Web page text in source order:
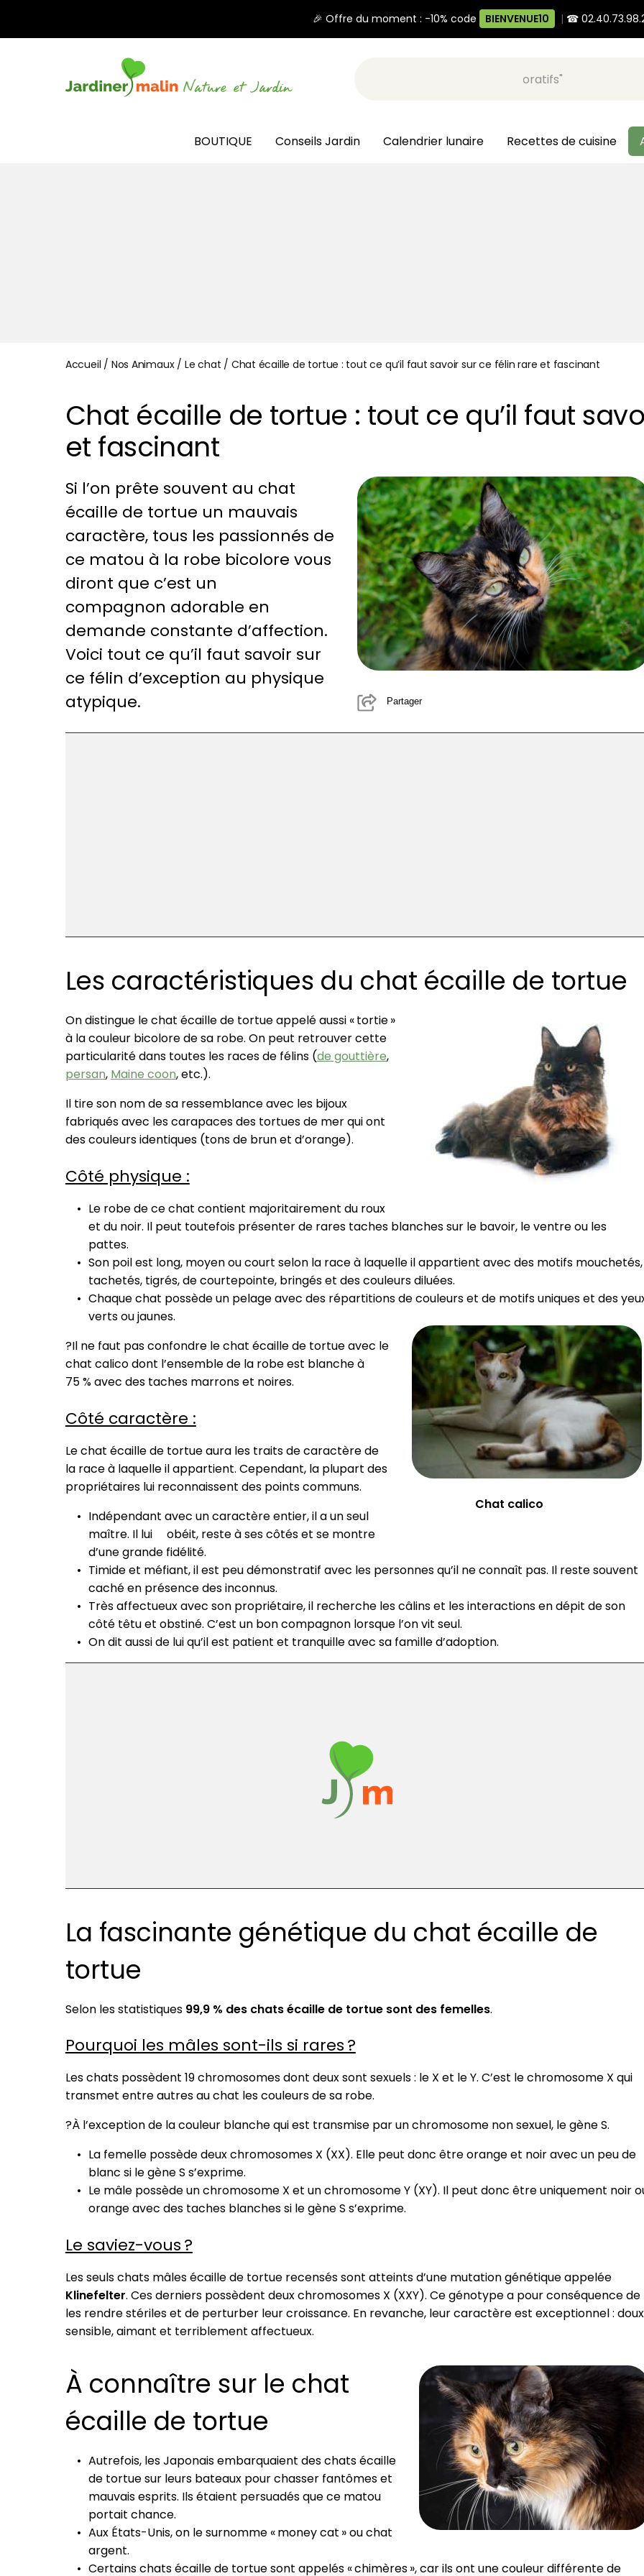
🎉 Offre du moment : -10% code BIENVENUE10 | ☎
Recherche, ex: "pots décoratifs"
BOUTIQUE Conseils Jardin Calendrier lunaire Recettes de cuisine
Accueil / Nos Animaux/ Le chat / Chat écaille de tortue : tout ce qu’il faut savoir sur ce félin rare et fascinant
Chat écaille de tortue : tout ce qu’il faut
et fascinant
Partager
Si l’on prête souvent au chat
écaille de tortue un mauvais
caractère, tous les passionnés de
ce matou à la robe bicolore vous
diront que c’est un
compagnon adorable en
demande constante d’affection.
Voici tout ce qu’il faut savoir sur
ce félin d’exception au physique
atypique.
Les caractéristiques du chat écaille de tortue
On distingue le chat écaille de tortue appelé aussi « tortie »
à la couleur bicolore de sa robe. On peut retrouver cette
particularité dans toutes les races de félins (de gouttière,
persan, Maine coon, etc.).
Il tire son nom de sa ressemblance avec les bijoux
fabriqués avec les carapaces des tortues de mer qui ont
des couleurs identiques (tons de brun et d’orange).
Côté physique :
Le robe de ce chat contient majoritairement du roux
et du noir. Il peut toutefois présenter de rares taches blanches sur le bavoir, le ventre ou les
pattes.
Son poil est long, moyen ou court selon la race à laquelle il appartient avec des motifs mouchetés,
tachetés, tigrés, de courtepointe, bringés et des couleurs diluées.
Chaque chat possède un pelage avec des répartitions de couleurs et de motifs uniques et des
verts ou jaunes.
Chat calico
?Il ne faut pas confondre le chat écaille de tortue avec le
chat calico dont l’ensemble de la robe est blanche à
75 % avec des taches marrons et noires.
Côté caractère :
Le chat écaille de tortue aura les traits de caractère de
la race à laquelle il appartient. Cependant, la plupart des
propriétaires lui reconnaissent des points communs.
Indépendant avec un caractère entier, il a un seul
maître. Il lui obéit, reste à ses côtés et se montre
d’une grande fidélité.
Timide et méfiant, il est peu démonstratif avec les personnes qu’il ne connaît pas. Il reste souvent
caché en présence des inconnus.
Très affectueux avec son propriétaire, il recherche les câlins et les interactions en dépit de son
côté têtu et obstiné. C’est un bon compagnon lorsque l’on vit seul.
On dit aussi de lui qu’il est patient et tranquille avec sa famille d’adoption.
La fascinante génétique du chat écaille de
tortue
Selon les statistiques 99,9 % des chats écaille de tortue sont des femelles.
Pourquoi les mâles sont-ils si rares ?
Les chats possèdent 19 chromosomes dont deux sont sexuels : le X et le Y. C’est le chromosome X qui
transmet entre autres au chat les couleurs de sa robe.
?À l’exception de la couleur blanche qui est transmise par un chromosome non sexuel, le gène S.
La femelle possède deux chromosomes X (XX). Elle peut donc être orange et noir avec un peu de
blanc si le gène S s’exprime.
Le mâle possède un chromosome X et un chromosome Y (XY). Il peut donc être uniquement noir
orange avec des taches blanches si le gène S s’exprime.
Le saviez-vous ?
Les seuls chats mâles écaille de tortue recensés sont atteints d’une mutation génétique appelée
Klinefelter. Ces derniers possèdent deux chromosomes X (XXY). Ce génotype a pour conséquence de
les rendre stériles et de perturber leur croissance. En revanche, leur caractère est exceptionnel :
sensible, aimant et terriblement affectueux.
À connaître sur le chat
écaille de tortue
Autrefois, les Japonais embarquaient des chats écaille
de tortue sur leurs bateaux pour chasser fantômes et
mauvais esprits. Ils étaient persuadés que ce matou
portait chance.
Aux États-Unis, on le surnomme « money cat » ou chat
argent.
Certains chats écaille de tortue sont appelés « chimères », car ils ont une couleur différente de